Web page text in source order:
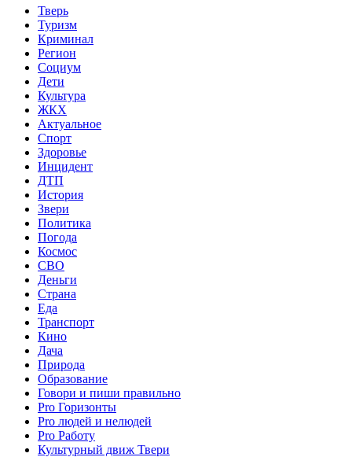
Тверь
Туризм
Криминал
Регион
Социум
Дети
Культура
ЖКХ
Актуальное
Спорт
Здоровье
Инцидент
ДТП
История
Звери
Политика
Погода
Космос
СВО
Деньги
Страна
Еда
Транспорт
Кино
Дача
Природа
Образование
Говори и пиши правильно
Pro Горизонты
Pro людей и нелюдей
Pro Работу
Культурный движ Твери